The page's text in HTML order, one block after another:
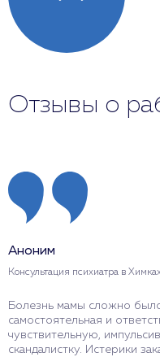
Отзывы о
Аноним
Консультация психиатра в
Болезнь мамы сложно
самостоятельная и
чувствительную,
скандалистку. Истерики